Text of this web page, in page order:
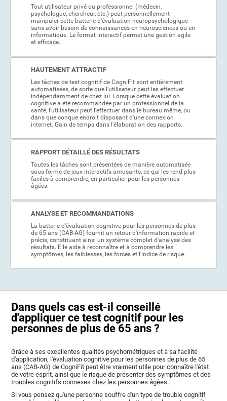
Tout utilisateur privé ou professionnel (médecin,
psychologue, chercheur, etc.) peut personnellement
manipuler cette batterie d'évaluation neuropsychologique
sans avoir besoin de connaissances en neurosciences ou en
informatique. Le format interactif permet une gestion agile
et efficace.
HAUTEMENT ATTRACTIF
Les tâches de test cognitif de CogniFit sont entièrement
automatisées, de sorte que l'utilisateur peut les effectuer
indépendamment de chez lui. Lorsque cette évaluation
cognitive a été recommandée par un professionnel de la
santé, l'utilisateur peut l'effectuer dans le bureau même, ou
dans quelconque endroit disposant d'une connexion
internet. Gain de temps dans l'élaboration des rapports.
RAPPORT DÉTAILLÉ DES RÉSULTATS
Toutes les tâches sont présentées de manière automatisée
sous forme de jeux interactifs amusants, ce qui les rend plus
faciles à comprendre, en particulier pour les personnes
âgées.
ANALYSE ET RECOMMANDATIONS
La batterie d'évaluation cognitive pour les personnes de plus
de 65 ans (CAB-AG) fournit un retour d'information rapide et
précis, constituant ainsi un système complet d'analyse des
résultats. Elle aide à reconnaître et à comprendre les
symptômes, les faiblesses, les forces et l'indice de risque.
Dans quels cas est-il conseillé
d'appliquer ce test cognitif pour les
personnes de plus de 65 ans ?
Grâce à ses excellentes qualités psychométriques et à sa facilité
d'application, l'évaluation cognitive pour les personnes de plus de 65
ans (CAB-AG) de CogniFit peut être vraiment utile pour connaître l'état
de votre esprit, ainsi que le risque de présenter des symptômes et des
troubles cognitifs connexes chez les personnes âgées .
Si vous pensez qu'une personne souffre d'un type de trouble cognitif